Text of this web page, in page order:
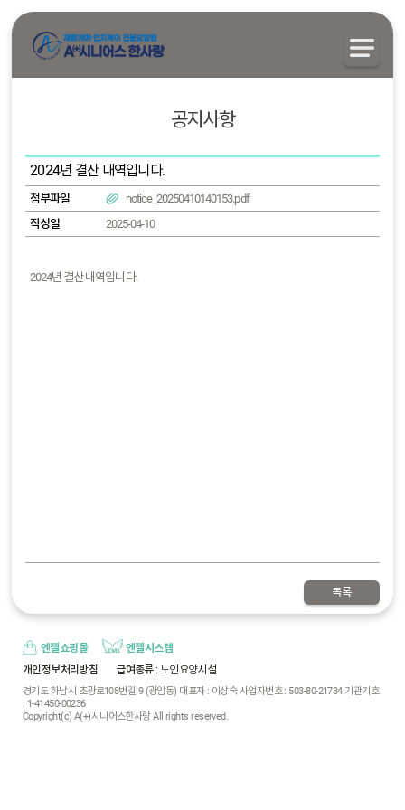
공지사항
2024년 결산 내역입니다.
첨부파일
notice_20250410140153.pdf
작성일
2025-04-10
2024년 결산 내역입니다.
목록
엔젤쇼핑몰
엔젤시스템
개인정보처리방침
급여종류 : 노인요양시설
경기도 하남시 초광로108번길 9 (광암동) 대표자 : 이상숙 사업자번호 : 503-80-21734 기관기호
: 1-41450-00236
Copyright(c) A(+)시니어스한사랑 All rights reserved.